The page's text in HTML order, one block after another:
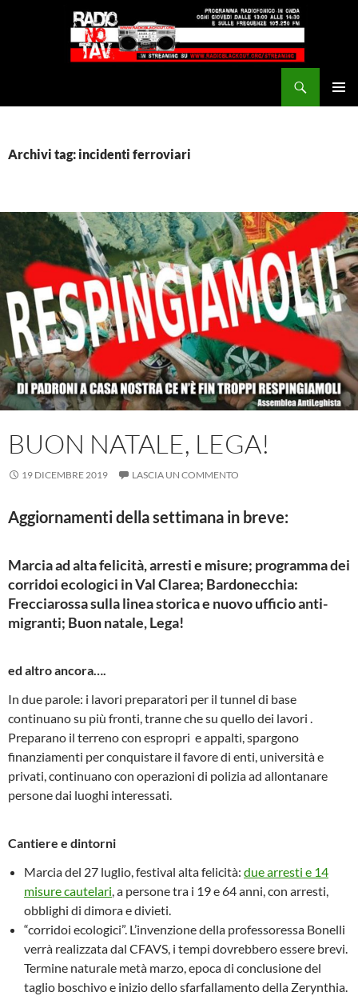
Archivi tag: incidenti ferroviari
BUON NATALE, LEGA!
19 DICEMBRE 2019 LASCIA UN COMMENTO
Aggiornamenti della settimana in breve:
Marcia ad alta felicità, arresti e misure; programma dei
corridoi ecologici in Val Clarea; Bardonecchia:
Frecciarossa sulla linea storica e nuovo ufficio anti-
migranti; Buon natale, Lega!
ed altro ancora….
In due parole: i lavori preparatori per il tunnel di base
continuano su più fronti, tranne che su quello dei lavori .
Preparano il terreno con espropri e appalti, spargono
finanziamenti per conquistare il favore di enti, università e
privati, continuano con operazioni di polizia ad allontanare
persone dai luoghi interessati.
Cantiere e dintorni
Marcia del 27 luglio, festival alta felicità: due arresti e 14
misure cautelari, a persone tra i 19 e 64 anni, con arresti,
obblighi di dimora e divieti.
“corridoi ecologici”. L’invenzione della professoressa Bonelli
verrà realizzata dal CFAVS, i tempi dovrebbero essere brevi.
Termine naturale metà marzo, epoca di conclusione del
taglio boschivo e inizio dello sfarfallamento della Zerynthia.